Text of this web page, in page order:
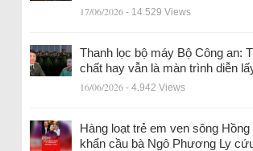
17/06/2026 - 14.529 Views
Thanh lọc bộ máy Bộ Công an:
chất hay vẫn là màn trình diễn
16/06/2026 - 4.942 Views
Hàng loạt trẻ em ven sông
khẩn cầu bà Ngô Phương Ly